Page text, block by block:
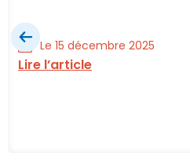
Le 15 décembre 2025
Lire l’article